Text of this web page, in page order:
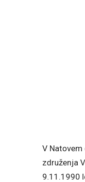
V
združenja
9.11.1990